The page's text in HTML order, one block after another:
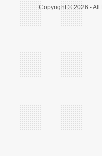
Copyright © 2026 - All